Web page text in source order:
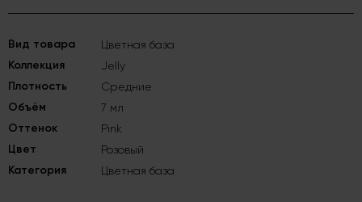
Вид товара Цветная база
Коллекция Jelly
Плотность Средние
Объём 7 мл
Оттенок Pink
Цвет Розовый
Категория Цветная база